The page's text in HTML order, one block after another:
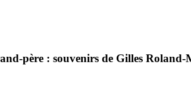
père : souvenirs de Gilles Roland-